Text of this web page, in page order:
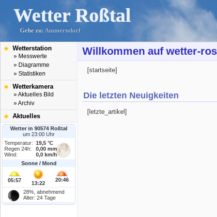
Wetter Roßtal
Gehe zu: Ammerndorf
Wetterstation
» Messwerte
» Diagramme
» Statistiken
Wetterkamera
» Aktuelles Bild
» Archiv
Aktuelles
Wetter in 90574 Roßtal
um 23:00 Uhr
Temperatur:
19,5 °C
Regen 24h:
0,00 mm
Wind:
0,0 km/h
Sonne / Mond
05:57 13:22
20:46
28%, abnehmend
Alter: 24 Tage
Willkommen auf wetter-
[startseite]
Die letzten Neuigkeiten
[letzte_artikel]